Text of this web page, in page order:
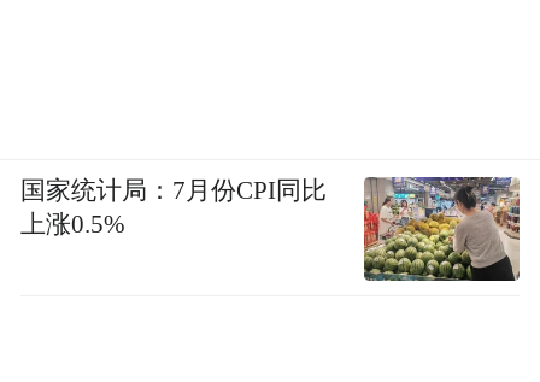
国家统计局：7月份CPI同比
上涨0.5%